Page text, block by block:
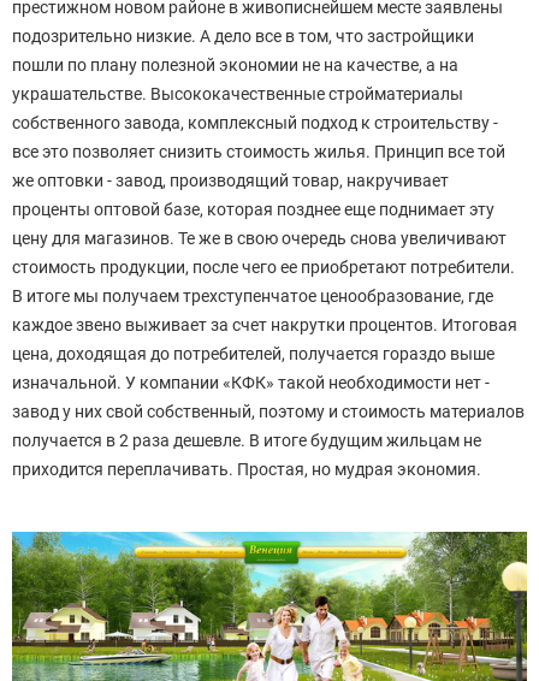
престижном новом районе в живописнейшем месте заявлены
подозрительно низкие. А дело все в том, что застройщики
пошли по плану полезной экономии не на качестве, а на
украшательстве. Высококачественные стройматериалы
собственного завода, комплексный подход к строительству -
все это позволяет снизить стоимость жилья. Принцип все той
же оптовки - завод, производящий товар, накручивает
проценты оптовой базе, которая позднее еще поднимает эту
цену для магазинов. Те же в свою очередь снова увеличивают
стоимость продукции, после чего ее приобретают потребители.
В итоге мы получаем трехступенчатое ценообразование, где
каждое звено выживает за счет накрутки процентов. Итоговая
цена, доходящая до потребителей, получается гораздо выше
изначальной. У компании «КФК» такой необходимости нет -
завод у них свой собственный, поэтому и стоимость материалов
получается в 2 раза дешевле. В итоге будущим жильцам не
приходится переплачивать. Простая, но мудрая экономия.